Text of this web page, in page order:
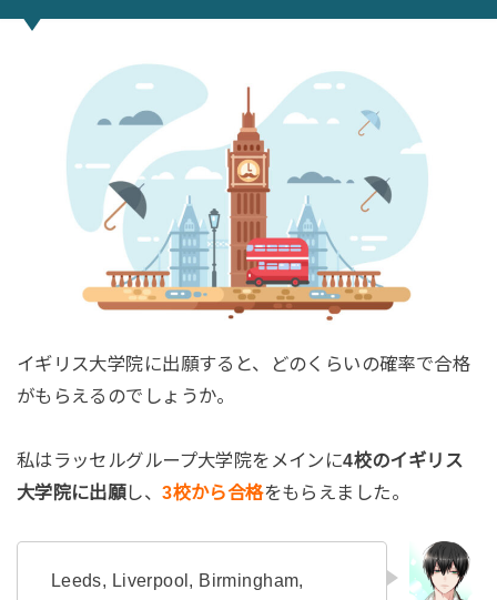
イギリス大学院に出願すると、どのくらいの確率で合格
がもらえるのでしょうか。
私はラッセルグループ大学院をメインに4校のイギリス
大学院に出願し、3校から合格をもらえました。
Leeds, Liverpool, Birmingham,